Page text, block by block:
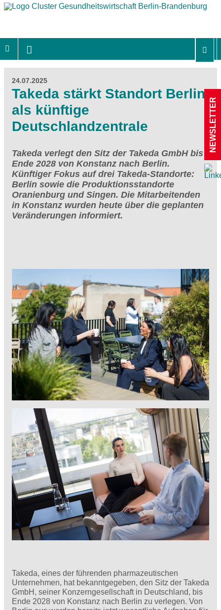
24.07.2025
Takeda stärkt Standort Berlin
als künftige
Deutschlandzentrale
Takeda verlegt den Sitz der Takeda GmbH bis
Ende 2028 von Konstanz nach Berlin.
Künftiger Fokus auf drei Takeda-Standorte:
Berlin sowie die Produktionsstandorte
Oranienburg und Singen. Die Mitarbeitenden
in Konstanz wurden heute über die geplanten
Veränderungen informiert.
Takeda, eines der führenden pharmazeutischen
Unternehmen, hat bekanntgegeben, den Sitz der Takeda
GmbH, seiner Konzerngesellschaft in Deutschland, bis
Ende 2028 von Konstanz nach Berlin zu verlegen. Von
NEWSLETTER